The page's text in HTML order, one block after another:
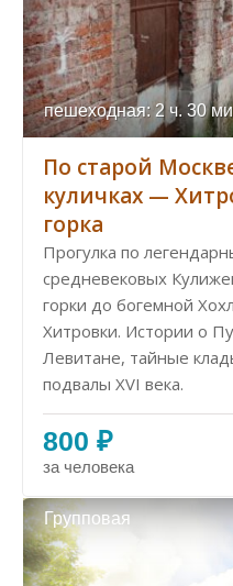
пешеходная: 2 ч. 30
По старой
куличках —
горка
Прогулка по
средневековых
горки до богемной
Хитровки. Истории о
Левитане, тайные
подвалы XVI века.
800 ₽
за человека
Групповая